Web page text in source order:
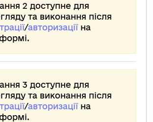
2 доступне для
та виконання після
/авторизаціїна
3 доступне для
та виконання після
/авторизаціїна